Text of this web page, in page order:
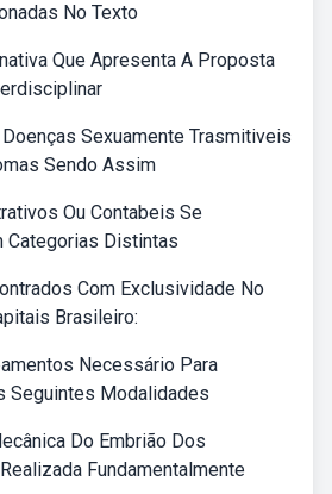
No Texto
Que Apresenta A Proposta
Sexuamente Trasmitiveis
Sendo Assim
Ou Contabeis Se
Categorias Distintas
Com Exclusividade No
Brasileiro:
Necessário Para
Seguintes Modalidades
Do Embrião Dos
Fundamentalmente